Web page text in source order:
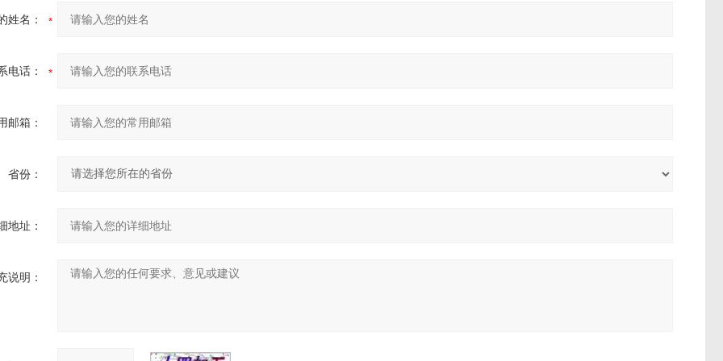
姓名：
电话：
邮箱：
省份：
地址：
说明：